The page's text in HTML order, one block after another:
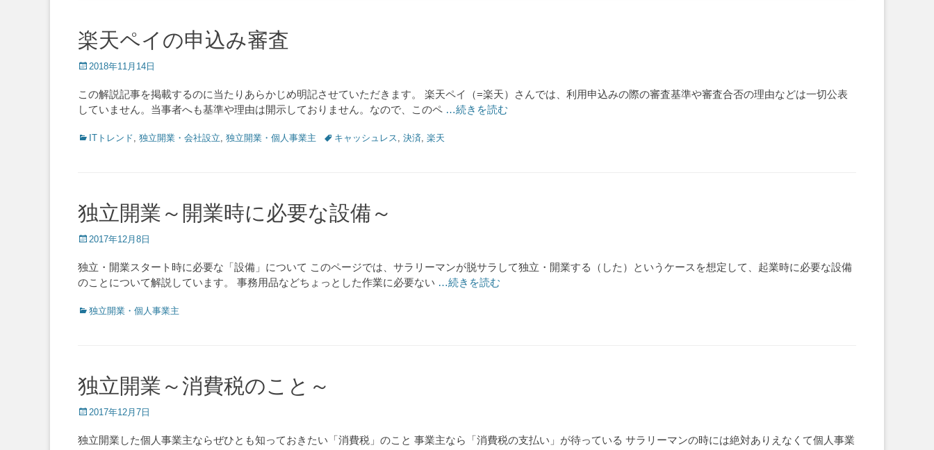
楽天ペイの申込み審査
Posted
2018年11月14日
この解説記事を掲載するのに当たりあらかじめ明記させていただきます。 楽天ペイ（=楽天）さんでは、利用申込みの際の審査基準や審査合否の理由などは一切公表
していません。当事者へも基準や理由は開示しておりません。なので、このペ …続きを読む
Categories
ITトレンド, 独立開業・会社設立, 独立開業・個人事業主 Tagsキャッシュレス, 決済, 楽天
独立開業～開業時に必要な設備～
Posted
2017年12月8日
独立・開業スタート時に必要な「設備」について このページでは、サラリーマンが脱サラして独立・開業する（した）というケースを想定して、起業時に必要な設備
のことについて解説しています。 事務用品などちょっとした作業に必要ない …続きを読む
Categories
独立開業・個人事業主
独立開業～消費税のこと～
Posted
2017年12月7日
独立開業した個人事業主ならぜひとも知っておきたい「消費税」のこと 事業主なら「消費税の支払い」が待っている サラリーマンの時には絶対ありえなくて個人事業